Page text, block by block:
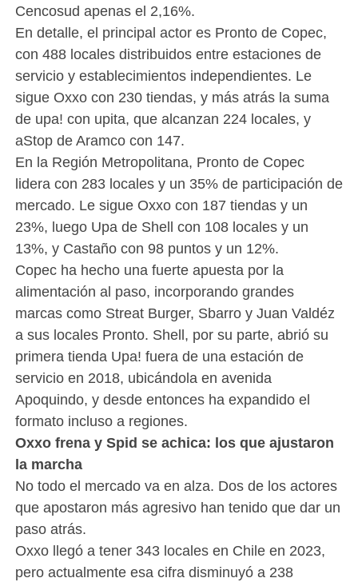
Cencosud apenas el 2,16%.
En detalle, el principal actor es Pronto de Copec,
con 488 locales distribuidos entre estaciones de
servicio y establecimientos independientes. Le
sigue Oxxo con 230 tiendas, y más atrás la suma
de upa! con upita, que alcanzan 224 locales, y
aStop de Aramco con 147.
En la Región Metropolitana, Pronto de Copec
lidera con 283 locales y un 35% de participación de
mercado. Le sigue Oxxo con 187 tiendas y un
23%, luego Upa de Shell con 108 locales y un
13%, y Castaño con 98 puntos y un 12%.
Copec ha hecho una fuerte apuesta por la
alimentación al paso, incorporando grandes
marcas como Streat Burger, Sbarro y Juan Valdéz
a sus locales Pronto. Shell, por su parte, abrió su
primera tienda Upa! fuera de una estación de
servicio en 2018, ubicándola en avenida
Apoquindo, y desde entonces ha expandido el
formato incluso a regiones.
Oxxo frena y Spid se achica: los que ajustaron
la marcha
No todo el mercado va en alza. Dos de los actores
que apostaron más agresivo han tenido que dar un
paso atrás.
Oxxo llegó a tener 343 locales en Chile en 2023,
pero actualmente esa cifra disminuyó a 238